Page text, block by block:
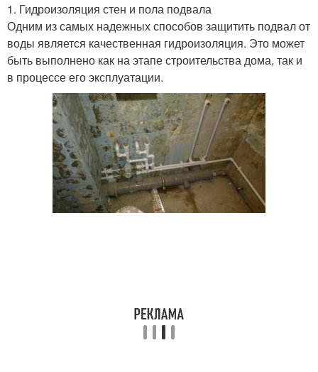
1. Гидроизоляция стен и пола подвала
Одним из самых надежных способов защитить подвал от
воды является качественная гидроизоляция. Это может
быть выполнено как на этапе строительства дома, так и
в процессе его эксплуатации.